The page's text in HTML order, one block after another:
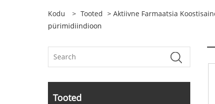
Kodu > Tooted > Aktiivne Farmaatsia
pürimidiindioon
Tooted